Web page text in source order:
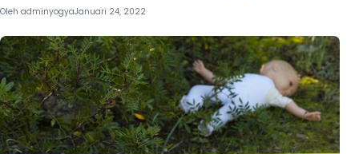
Oleh adminyogyaJanuari 24, 2022